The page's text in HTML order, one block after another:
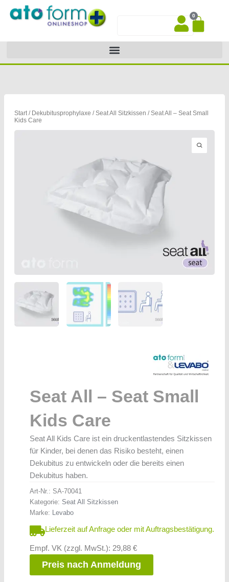
Inhalt
0
Start/ Dekubitusprophylaxe /Seat All Sitzkissen / Seat All – Seat Small
Kids Care
Seat All – Seat Small
Kids Care
Seat All Kids Care ist ein druckentlastendes Sitzkissen
für Kinder, bei denen das Risiko besteht, einen
Dekubitus zu entwickeln oder die bereits einen
Dekubitus haben.
Art-Nr.: SA-70041
Kategorie: Seat All Sitzkissen
Marke: Levabo
Lieferzeit auf Anfrage oder mit Auftragsbestätigung.
Empf. VK (zzgl. MwSt.): 29,88 €
Preis nach Anmeldung